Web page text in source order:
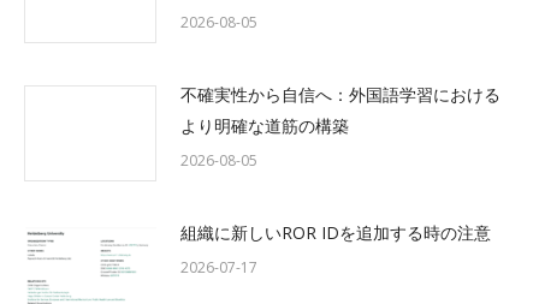
2026-08-05
不確実性から自信へ：外国語学習における
より明確な道筋の構築
2026-08-05
組織に新しいROR IDを追加する時の注意
2026-07-17